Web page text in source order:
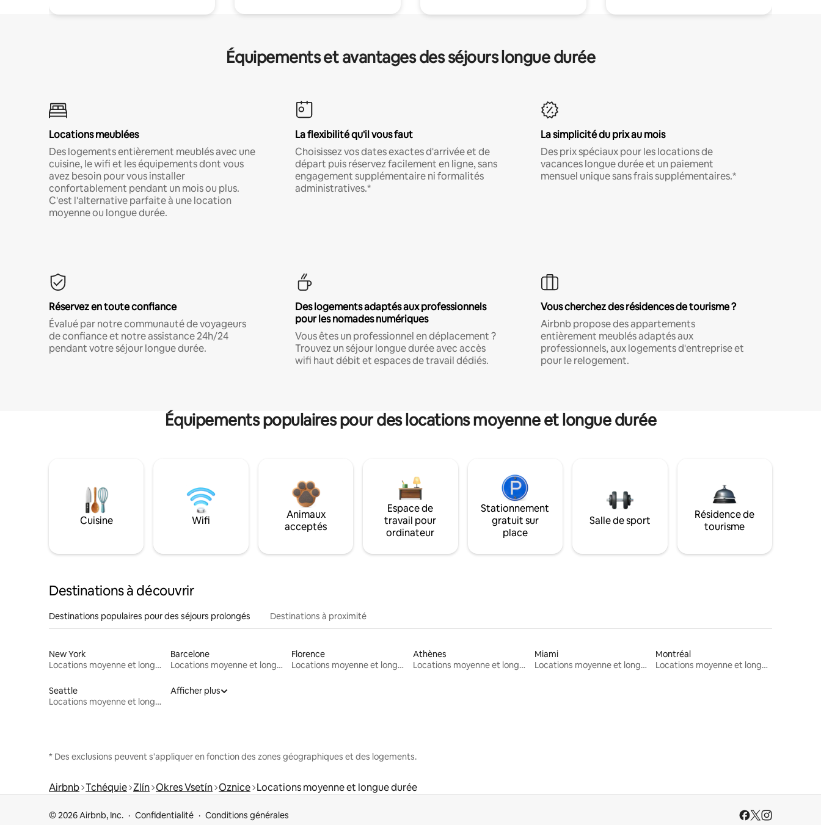
Équipements et avantages des séjours longue durée
Locations meublées
Des logements entièrement meublés avec une
cuisine, le wifi et les équipements dont vous
avez besoin pour vous installer
confortablement pendant un mois ou plus.
C'est l'alternative parfaite à une location
moyenne ou longue durée.
La flexibilité qu'il vous faut
Choisissez vos dates exactes d'arrivée et de
départ puis réservez facilement en ligne, sans
engagement supplémentaire ni formalités
administratives.*
La simplicité du prix au mois
Des prix spéciaux pour les locations de
vacances longue durée et un paiement
mensuel unique sans frais supplémentaires.*
Réservez en toute confiance
Évalué par notre communauté de voyageurs
de confiance et notre assistance 24h/24
pendant votre séjour longue durée.
Des logements adaptés aux professionnels
pour les nomades numériques
Vous êtes un professionnel en déplacement ?
Trouvez un séjour longue durée avec accès
wifi haut débit et espaces de travail dédiés.
Vous cherchez des résidences de tourisme ?
Airbnb propose des appartements
entièrement meublés adaptés aux
professionnels, aux logements d'entreprise et
pour le relogement.
Équipements populaires pour des locations moyenne et longue durée
Cuisine Wifi
Animaux
acceptés
Espace de
travail pour
ordinateur
Stationnement
gratuit sur
place
Salle de sport
Résidence de
tourisme
Destinations à découvrir
Destinations populaires pour des séjours prolongés Destinations à proximité
New York
Locations moyenne et longue durée
Barcelone
Locations moyenne et longue durée
Florence
Locations moyenne et longue durée
Athènes
Locations moyenne et longue durée
Miami
Locations moyenne et longue durée
Montréal
Locations moyenne et longue durée
Seattle
Locations moyenne et longue durée
Afficher plus
* Des exclusions peuvent s'appliquer en fonction des zones géographiques et des logements.
Airbnb Tchéquie Zlín Okres Vsetín Oznice Locations moyenne et longue durée
© 2026 Airbnb, Inc. Confidentialité Conditions générales